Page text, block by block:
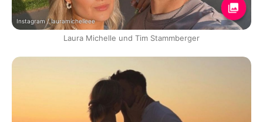
Instagram / lauramichelleee
Laura Michelle und Tim Stammberger